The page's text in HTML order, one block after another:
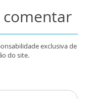
exclusiva de
do site.